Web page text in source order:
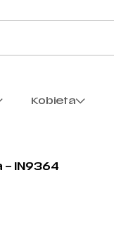
Kobieta
– IN9364